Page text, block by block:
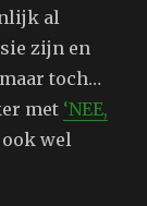
al
zijn en
toch…
met ‘NEE,
wel